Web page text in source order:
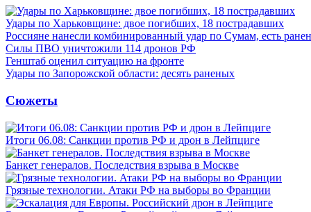
Удары по Харьковщине: двое погибших, 18 пострадавших
Россияне нанесли комбинированный удар по Сумам, есть
Силы ПВО уничтожили 114 дронов РФ
Генштаб оценил ситуацию на фронте
Удары по Запорожской области: десять раненых
Сюжеты
Итоги 06.08: Санкции против РФ и дрон в Лейпциге
Банкет генералов. Последствия взрыва в Москве
Грязные технологии. Атаки РФ на выборы во Франции